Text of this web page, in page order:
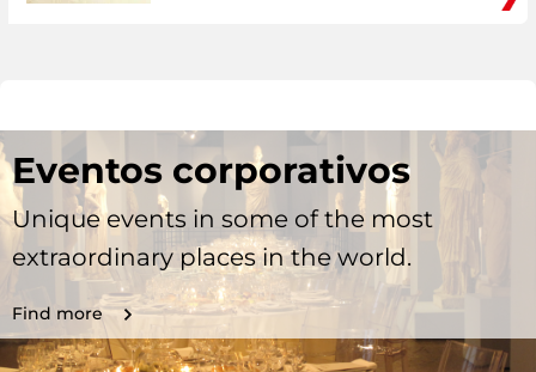
Eventos corporativos
Unique events in some of the most
extraordinary places in the world.
Find more